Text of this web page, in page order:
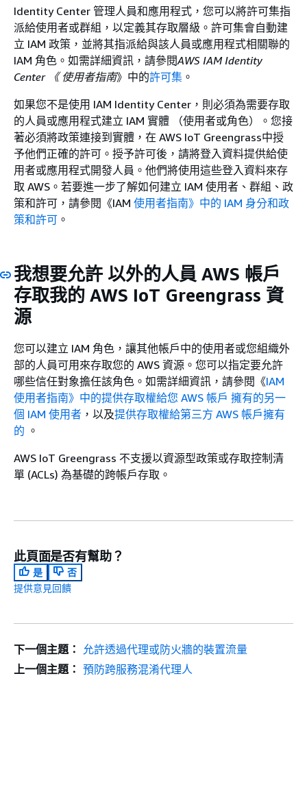
Identity Center 管理人員和應用程式，您可以將許可集指
派給使用者或群組，以定義其存取層級。許可集會自動建
立 IAM 政策，並將其指派給與該人員或應用程式相關聯的
IAM 角色。如需詳細資訊，請參閱AWS IAM Identity
Center 《 使用者指南》中的許可集 。
如果您不是使用 IAM Identity Center，則必須為需要存取
的人員或應用程式建立 IAM 實體 （使用者或角色）。您接
著必須將政策連接到實體，在 AWS IoT Greengrass中授
予他們正確的許可。授予許可後，請將登入資料提供給使
用者或應用程式開發人員。他們將使用這些登入資料來存
取 AWS。若要進一步了解如何建立 IAM 使用者、群組、政
策和許可，請參閱《IAM 使用者指南》中的 IAM 身分和政
策和許可 。
我想要允許 以外的人員 AWS 帳戶
存取我的 AWS IoT Greengrass 資
源
您可以建立 IAM 角色，讓其他帳戶中的使用者或您組織外
部的人員可用來存取您的 AWS 資源。您可以指定要允許
哪些信任對象擔任該角色。如需詳細資訊，請參閱《IAM
使用者指南》中的提供存取權給您 AWS 帳戶 擁有的另一
個 IAM 使用者 ，以及提供存取權給第三方 AWS 帳戶擁有
的 。
AWS IoT Greengrass 不支援以資源型政策或存取控制清
單 (ACLs) 為基礎的跨帳戶存取。
此頁面是否有幫助？
是
否
提供意見回饋
下一個主題：
允許透過代理或防火牆的裝置流量
上一個主題： 預防跨服務混淆代理人